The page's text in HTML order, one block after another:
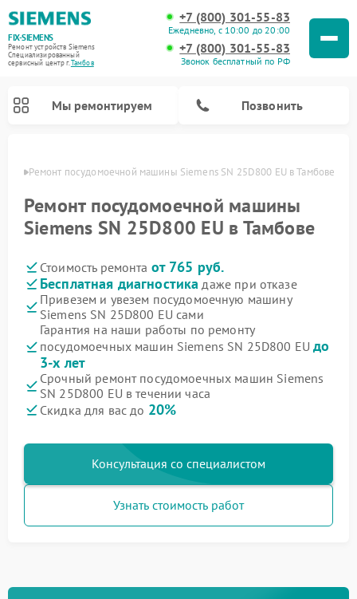
FIX-SIEMENS
Ремонт устройств Siemens
Специализированный
cервисный центр г.Тамбов
+7 (800) 301-55-83
Ежедневно, с 10:00 до 20:00
+7 (800) 301-55-83
Звонок бесплатный по РФ
Мы ремонтируем Позвонить
Ремонт посудомоечной машины Siemens SN 25D800 EU в Тамбове
Ремонт посудомоечной машины
Siemens SN 25D800 EU в Тамбове
Стоимость ремонта от 765 руб.
Бесплатная диагностика даже при отказе
Привезем и увезем посудомоечную машину
Siemens SN 25D800 EU сами
Гарантия на наши работы по ремонту
посудомоечных машин Siemens SN 25D800 EUдо
3-х лет
Срочный ремонт посудомоечных машин Siemens
SN 25D800 EU в течении часа
Скидка для вас до 20%
Консультация со специалистом
Узнать стоимость работ